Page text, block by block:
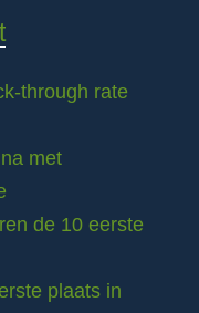
through rate
met
de 10 eerste
plaats in